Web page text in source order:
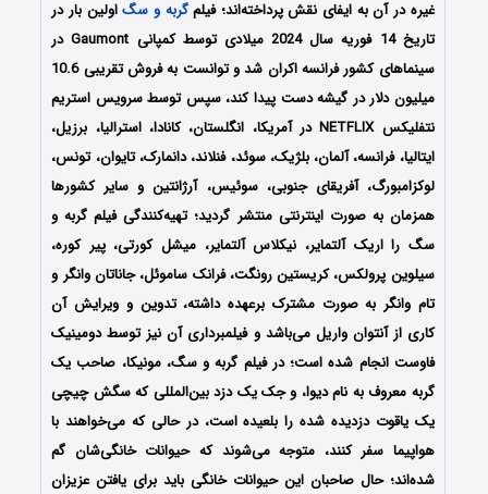
غیره در آن به ایفای نقش پرداخته‌اند؛ فیلمگربه و سگاولین بار در
تاریخ 14 فوریه سال 2024 میلادی توسط کمپانی‌‌ Gaumont در
سینماهای کشور فرانسه اکران شد و توانست به فروش تقریبی 10.6
میلیون دلار در گیشه دست پیدا کند، سپس توسط سرویس استریم
نتفلیکس NETFLIX در آمریکا، انگلستان، کانادا، استرالیا، برزیل،
ایتالیا، فرانسه، آلمان، بلژیک، سوئد، فنلاند، دانمارک، تایوان، تونس،
لوکزامبورگ، آفریقای جنوبی، سوئیس، آرژانتین و سایر کشورها
همزمان به صورت اینترنتی منتشر گردید؛ تهیه‌کنندگی فیلم گربه و
سگ را اریک آلتمایر، نیکلاس آلتمایر، میشل کورتی، پیر کوره،
سیلوین پرولکس، کریستین رونگت، فرانک ساموئل، جاناتان وانگر و
تام وانگر به صورت مشترک برعهده داشته، تدوین و ویرایش آن
کاری از آنتوان واریل می‌باشد و فیلمبرداری آن نیز توسط دومینیک
فاوست انجام شده است؛ در فیلم گربه و سگ، مونیکا، صاحب یک
گربه معروف به نام دیوا، و جک یک دزد بین‌المللی که سگش چیچی
یک یاقوت دزدیده شده را بلعیده است، در حالی که می‌خواهند با
هواپیما سفر کنند، متوجه می‌شوند که حیوانات خانگی‌شان گم
شده‌اند؛ حال صاحبان این حیوانات خانگی باید برای یافتن عزیزان